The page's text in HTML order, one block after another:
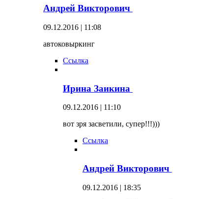
Андрей Викторович
09.12.2016 | 11:08
автоковыркинг
Ссылка
Ирина Заикина
09.12.2016 | 11:10
вот зря засветили, супер!!!)))
Ссылка
Андрей Викторович
09.12.2016 | 18:35